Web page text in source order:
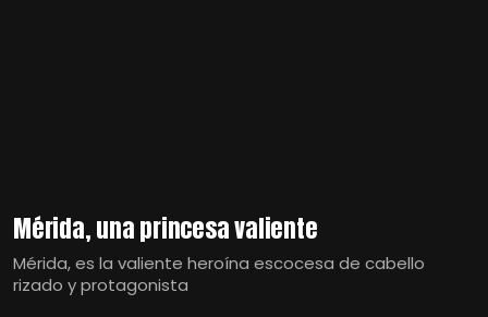
Mérida, una princesa valiente
Mérida, es la valiente heroína escocesa de cabello
rizado y protagonista